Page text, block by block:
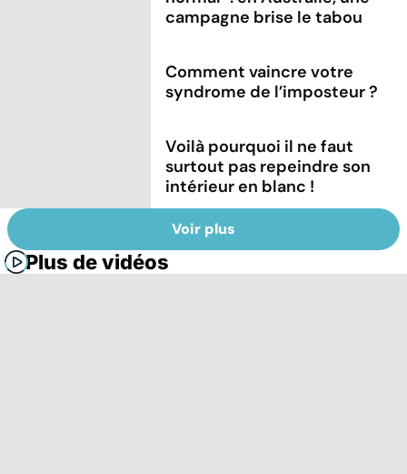
campagne brise le tabou
Comment vaincre votre
syndrome de l’imposteur ?
Voilà pourquoi il ne faut
surtout pas repeindre son
intérieur en blanc !
Voir plus
Plus de vidéos